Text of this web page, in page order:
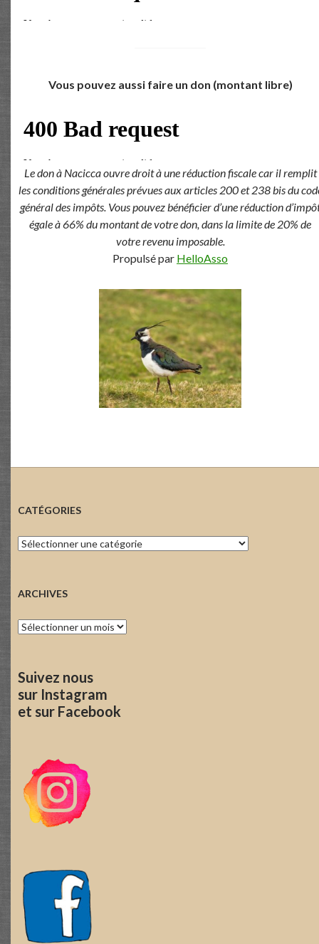
Vous pouvez aussi faire un don (montant libre)
Le don à Nacicca ouvre droit à une réduction fiscale car il remplit
les conditions générales prévues aux articles 200 et 238 bis du
général des impôts. Vous pouvez bénéficier d’une réduction
égale à 66% du montant de votre don, dans la limite de 20% de
votre revenu imposable.
Propulsé par HelloAsso
CATÉGORIES
Catégories
ARCHIVES
Archives
Suivez nous
sur Instagram
et sur Facebook